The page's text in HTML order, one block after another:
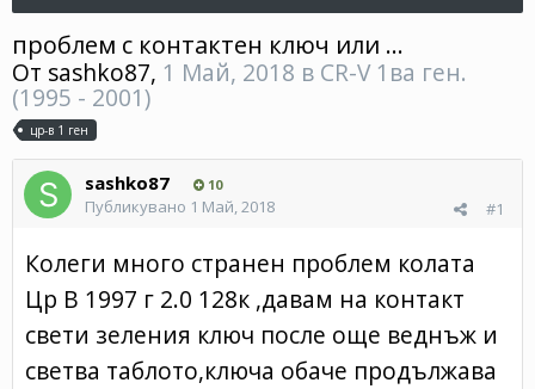
проблем с контактен ключ или ...
От sashko87, 1 Май, 2018 в CR-V 1ва ген.
(1995 - 2001)
цр-в 1 ген
sashko87 10
#1
Публикувано 1 Май, 2018
Колеги много странен проблем колата
Цр В 1997 г 2.0 128к ,давам на контакт
свети зеления ключ после още веднъж и
светва таблото,ключа обаче продължава